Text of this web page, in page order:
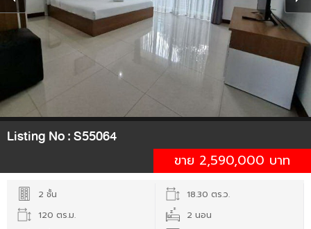
Listing No :S55064
ขาย 2,590,000 บาท
2 ชั้น
18.30 ตร.ว.
120 ตร.ม.
2 นอน